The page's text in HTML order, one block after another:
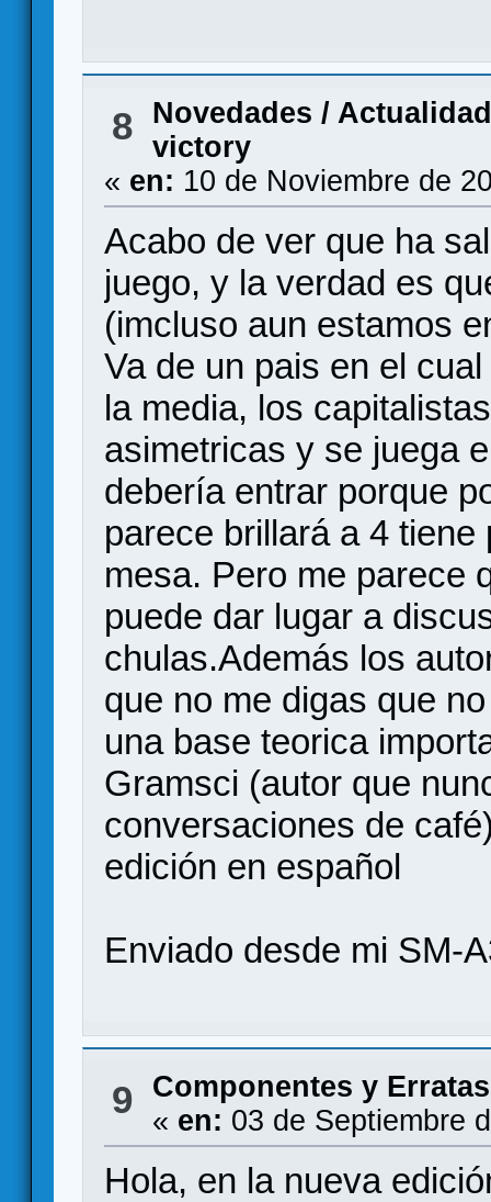
8
Novedades / Actualidad
victory
« en: 10 de Noviembre de
Acabo de ver que ha
juego, y la verdad es
(imcluso aun estamos
Va de un pais en el
la media, los
asimetricas y se juega
debería entrar porque
parece brillará a 4
mesa. Pero me parece
puede dar lugar a
chulas.Además los
que no me digas que
una base teorica
Gramsci (autor que
conversaciones de
edición en español
Enviado desde mi SM-
9 Componentes y Erratas
« en: 03 de Septiembre
Hola, en la nueva